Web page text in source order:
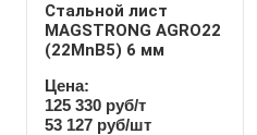
Стальной лист
MAGSTRONG AGRO22
(22MnB5) 6 мм
Цена:
125 330 руб/т
53 127 руб/шт